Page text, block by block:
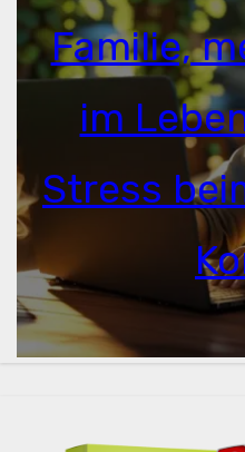
Familie,
im
Stress